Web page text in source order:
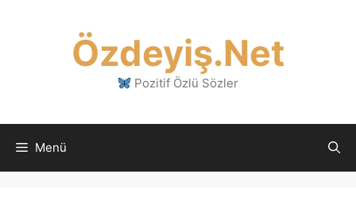
Özdeyiş.Net
Pozitif Özlü Sözler
Menü